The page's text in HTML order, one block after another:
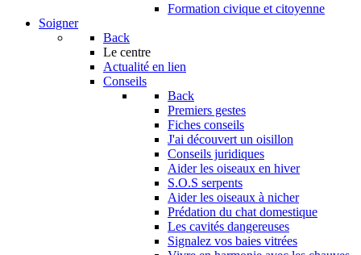
Formation civique et citoyenne
Soigner
Back
Le centre
Actualité en lien
Conseils
Back
Premiers gestes
Fiches conseils
J'ai découvert un oisillon
Conseils juridiques
Aider les oiseaux en hiver
S.O.S serpents
Aider les oiseaux à nicher
Prédation du chat domestique
Les cavités dangereuses
Signalez vos baies vitrées